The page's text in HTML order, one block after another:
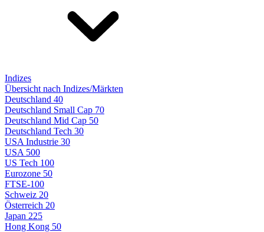
Indizes
Übersicht nach Indizes/Märkten
Deutschland 40
Deutschland Small Cap 70
Deutschland Mid Cap 50
Deutschland Tech 30
USA Industrie 30
USA 500
US Tech 100
Eurozone 50
FTSE-100
Schweiz 20
Österreich 20
Japan 225
Hong Kong 50